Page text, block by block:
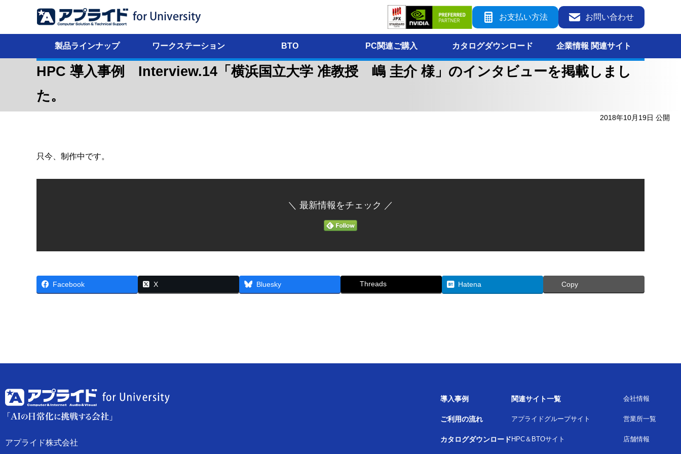
お支払い方法 お問い合わせ
製品ラインナップ ワークステーション BTO PC関連ご購入 カタログダウンロード 企業情報 関連サイト
HPC 導入事例 Interview.14「横浜国立大学 准教授 嶋 圭介 様」のインタビューを掲載しまし
た。
2018年10月19日 公開
只今、制作中です。
＼ 最新情報をチェック ／
Facebook X Bluesky Threads Hatena Copy
アプライド株式会社
導入事例
ご利用の流れ
カタログダウンロード
関連サイト一覧
アプライドグループサイト
HPC＆BTOサイト
会社情報
営業所一覧
店舗情報